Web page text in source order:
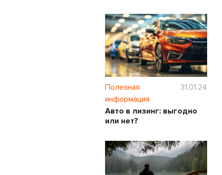
Полезная
информация
31.01.24
Авто в лизинг: выгодно
или нет?